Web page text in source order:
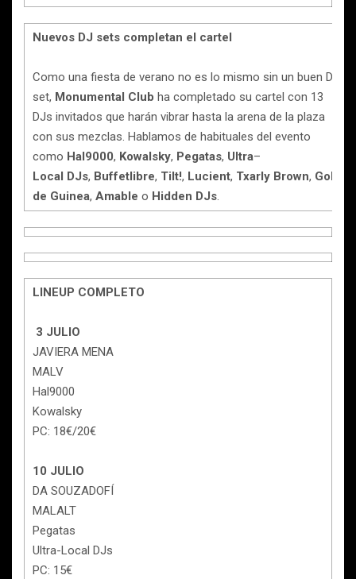
Nuevos DJ sets completan el cartel
Como una fiesta de verano no es lo mismo sin un buen DJ
set, Monumental Club ha completado su cartel con 13
DJs invitados que harán vibrar hasta la arena de la plaza
con sus mezclas. Hablamos de habituales del evento
como Hal9000, Kowalsky, Pegatas, Ultra–
Local DJs, Buffetlibre, Tilt!, Lucient, Txarly Brown, Golfo
de Guinea, Amable o Hidden DJs.
LINEUP COMPLETO
3 JULIO
JAVIERA MENA
MALV
Hal9000
Kowalsky
PC: 18€/20€
10 JULIO
DA SOUZADOFÍ
MALALT
Pegatas
Ultra-Local DJs
PC: 15€